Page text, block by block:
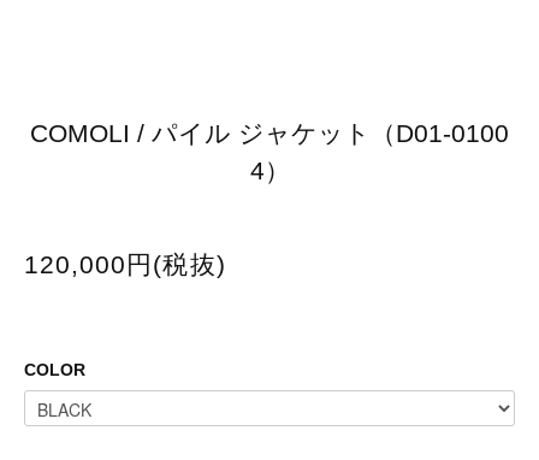
COMOLI / パイル ジャケット（D01-0100
4）
120,000円(税抜)
COLOR